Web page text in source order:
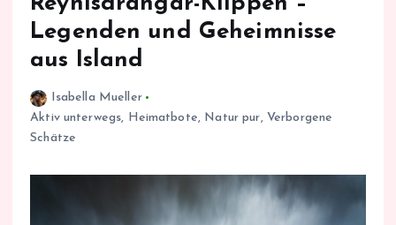
Legenden und Geheimnisse
aus Island
Isabella Mueller
Aktiv unterwegs, Heimatbote, Natur pur, Verborgene
Schätze